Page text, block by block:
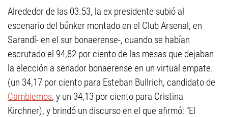
Alrededor de las 03.53, la ex presidente subió al
escenario del búnker montado en el Club Arsenal, en
Sarandí- en el sur bonaerense-, cuando se habían
escrutado el 94,82 por ciento de las mesas que dejaban
la elección a senador bonaerense en un virtual empate.
(un 34,17 por ciento para Esteban Bullrich, candidato de
Cambiemos, y un 34,13 por ciento para Cristina
Kirchner), y brindó un discurso en el que afirmó: "El